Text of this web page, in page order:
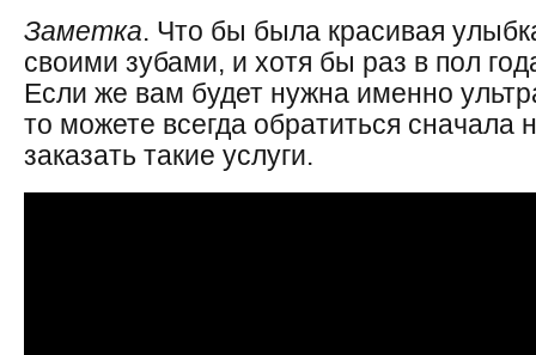
Заметка. Что бы была красивая
своими зубами, и хотя бы раз в пол
Если же вам будет нужна именно
то можете всегда обратиться сначала
заказать такие услуги.